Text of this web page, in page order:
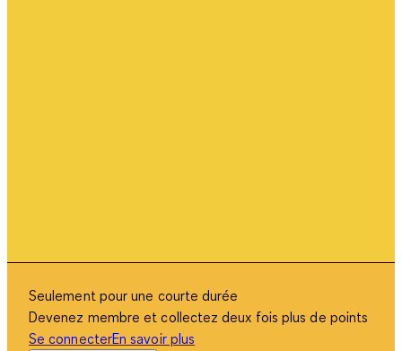
Seulement pour une courte durée
Devenez membre et collectez deux fois plus de points
Se connecterEn savoir plus